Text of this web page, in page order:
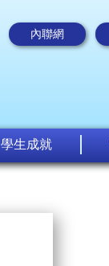
內聯網
學生成就